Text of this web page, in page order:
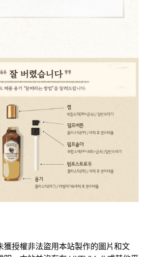
獲授權非法盜用本站製作的圖片和文